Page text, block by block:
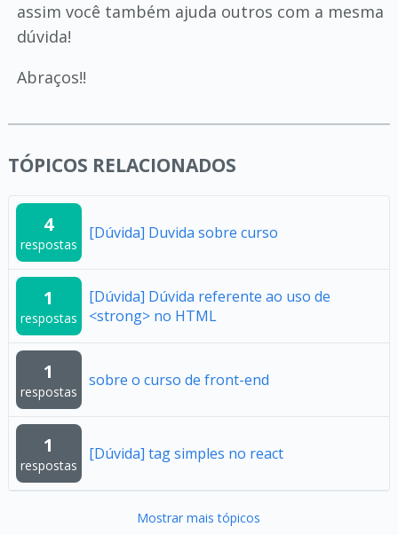
assim você também ajuda outros com a mesma
dúvida!
Abraços!!
TÓPICOS RELACIONADOS
4
respostas
[Dúvida] Duvida sobre curso
1
respostas
[Dúvida] Dúvida referente ao uso de
<strong> no HTML
1
respostas
sobre o curso de front-end
1
respostas
[Dúvida] tag simples no react
Mostrar mais tópicos